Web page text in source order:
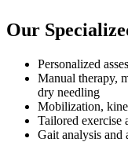
Our
Personalized
Manual therapy,
dry needling
Mobilization,
Tailored exercise
Gait analysis and